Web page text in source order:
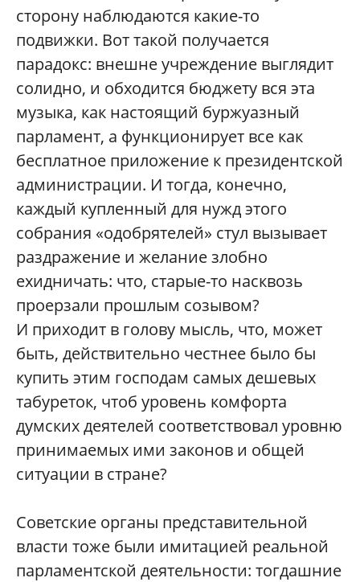
сторону наблюдаются какие-то
подвижки. Вот такой получается
парадокс: внешне учреждение выглядит
солидно, и обходится бюджету вся эта
музыка, как настоящий буржуазный
парламент, а функционирует все как
бесплатное приложение к президентской
администрации. И тогда, конечно,
каждый купленный для нужд этого
собрания «одобрятелей» стул вызывает
раздражение и желание злобно
ехидничать: что, старые-то насквозь
проерзали прошлым созывом?
И приходит в голову мысль, что, может
быть, действительно честнее было бы
купить этим господам самых дешевых
табуреток, чтоб уровень комфорта
думских деятелей соответствовал уровню
принимаемых ими законов и общей
ситуации в стране?
Советские органы представительной
власти тоже были имитацией реальной
парламентской деятельности: тогдашние